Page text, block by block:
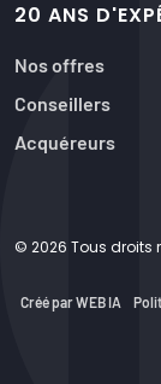
20 ANS
Nos offres
Conseillers
Acquéreurs
© 2026 Tous droits
Créé par WEB IA